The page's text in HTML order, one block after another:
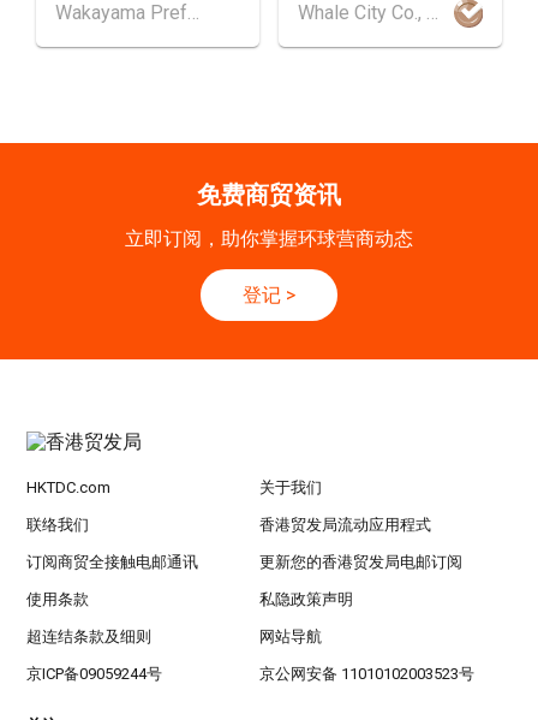
SEP
运输物流学会国际会议 2026
13.10.2026 - 16.10.2026
国际电子组件及生产技术展 2025 (香港会议展
览中心)
13.10.2026 - 16.10.2026
香港贸发局香港秋季电子产品展 2026 (香港会
Wakayama Prefecture Whale City Co., Ltd.
免费商贸资讯
立即订阅，助你掌握环球营商动态
登记 >
HKTDC.com 关于我们
联络我们 香港贸发局流动应用程式
订阅商贸全接触电邮通讯 更新您的香港贸发局电邮订阅
使用条款 私隐政策声明
超连结条款及细则 网站导航
京ICP备09059244号 京公网安备 11010102003523号